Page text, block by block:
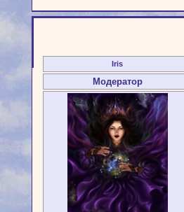
Iris
Модератор